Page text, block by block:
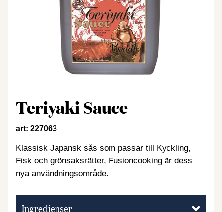
Teriyaki Sauce
art: 227063
Klassisk Japansk sås som passar till Kyckling,
Fisk och grönsaksrätter, Fusioncooking är dess
nya användningsområde.
Ingredienser